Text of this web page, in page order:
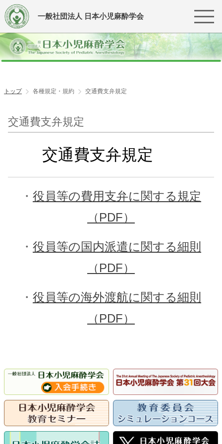
一般社団法人 日本小児麻酔学会
トップ 各種規定・規約 交通費支弁規定
交通費支弁規定
交通費支弁規定
・ 役員等の費用支弁に関する規定
（PDF）
・ 役員等の国内派遣に関する細則
（PDF）
・ 役員等の海外渡航に関する細則
（PDF）